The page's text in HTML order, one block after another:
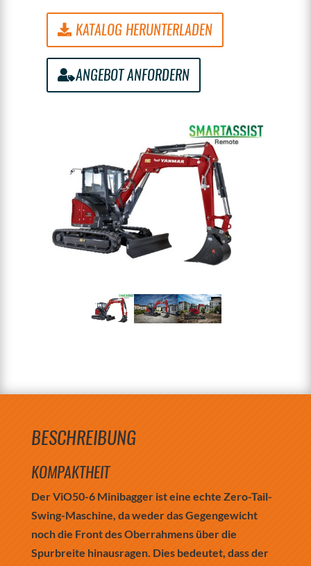
KATALOG HERUNTERLADEN
ANGEBOT ANFORDERN
BESCHREIBUNG
KOMPAKTHEIT
Der ViO50-6 Minibagger ist eine echte Zero-Tail-
Swing-Maschine, da weder das Gegengewicht
noch die Front des Oberrahmens über die
Spurbreite hinausragen. Dies bedeutet, dass der